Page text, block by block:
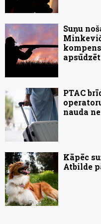
Suņu
PTAC
nauda
Kāpēc
Atbilde